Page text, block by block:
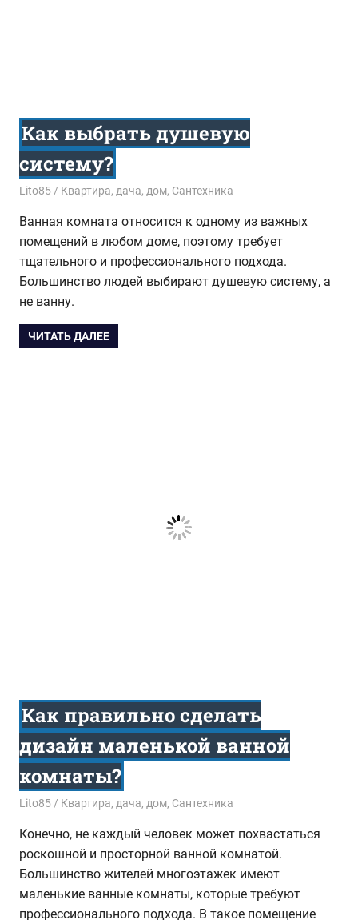
Как выбрать душевую
систему?
04.12.2015
Lito85 Квартира, дача, дом, Сантехника
Ванная комната относится к одному из важных
помещений в любом доме, поэтому требует
тщательного и профессионального подхода.
Большинство людей выбирают душевую систему, а
не ванну.
ЧИТАТЬ ДАЛЕЕ
Как правильно сделать
дизайн маленькой ванной
комнаты?
24.08.2015
Lito85 Квартира, дача, дом, Сантехника
Конечно, не каждый человек может похвастаться
роскошной и просторной ванной комнатой.
Большинство жителей многоэтажек имеют
маленькие ванные комнаты, которые требуют
профессионального подхода. В такое помещение